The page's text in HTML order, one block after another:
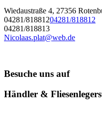
Wiedaustraße 4, 27356
04281/81881204281/818812
04281/818813
Nicolaas.plat@web.de
Besuche uns auf
Händler &